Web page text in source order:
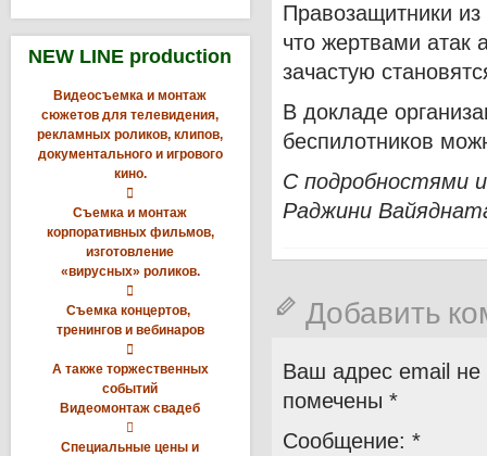
NEW LINE production
Видеосъемка и монтаж
сюжетов для телевидения,
рекламных роликов, клипов,
документального и игрового
кино.

Съемка и монтаж
корпоративных фильмов,
изготовление
«вирусных» роликов.

Съемка концертов,
тренингов и вебинаров

А также торжественных
событий
Видеомонтаж свадеб

Специальные цены и
Правозащитники
что жертвами атак
зачастую
В докладе
беспилотников
С подробностями
Раджини
Добавить
Ваш адрес email не
помечены *
Сообщение: *